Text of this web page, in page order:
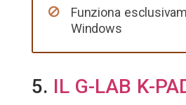
Funziona
Windows
5. IL G-LAB K-